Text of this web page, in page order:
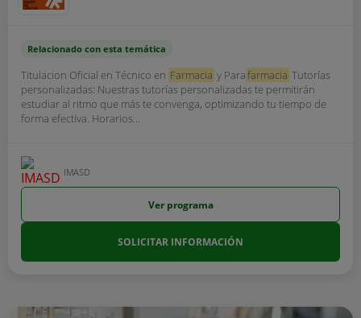
Relacionado con esta temática
Titulacion Oficial en Técnico en Farmacia y Parafarmacia Tutorías
personalizadas: Nuestras tutorías personalizadas te permitirán
estudiar al ritmo que más te convenga, optimizando tu tiempo de
forma efectiva. Horarios...
IMASD
Ver programa
SOLICITAR INFORMACIÓN